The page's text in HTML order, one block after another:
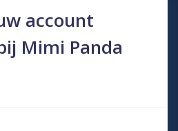
account
Mimi Panda